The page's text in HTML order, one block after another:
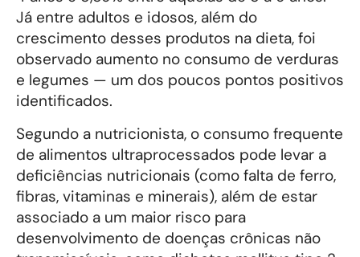
Já entre adultos e idosos, além do
crescimento desses produtos na dieta, foi
observado aumento no consumo de verduras
e legumes — um dos poucos pontos positivos
identificados.
Segundo a nutricionista, o consumo frequente
de alimentos ultraprocessados pode levar a
deficiências nutricionais (como falta de ferro,
fibras, vitaminas e minerais), além de estar
associado a um maior risco para
desenvolvimento de doenças crônicas não